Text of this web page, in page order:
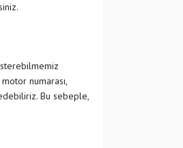
numarası,
Bu sebeple,